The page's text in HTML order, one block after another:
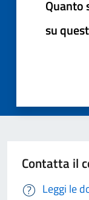
Quanto
su
Contatta il
Leggi le